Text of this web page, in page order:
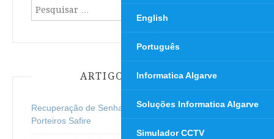
Pesquisar
por:
ARTIGOS RECENTES
Recuperação de Senha/Password para Video
Porteiros Safire
English
Português
Informatica Algarve
Soluções Informatica Algarve
Simulador CCTV